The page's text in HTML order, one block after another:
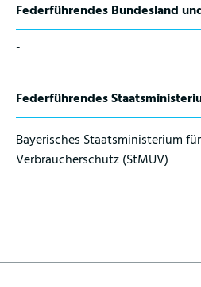
Federführendes Bundesland
-
Federführendes
Bayerisches Staatsministerium
Verbraucherschutz (StMUV)